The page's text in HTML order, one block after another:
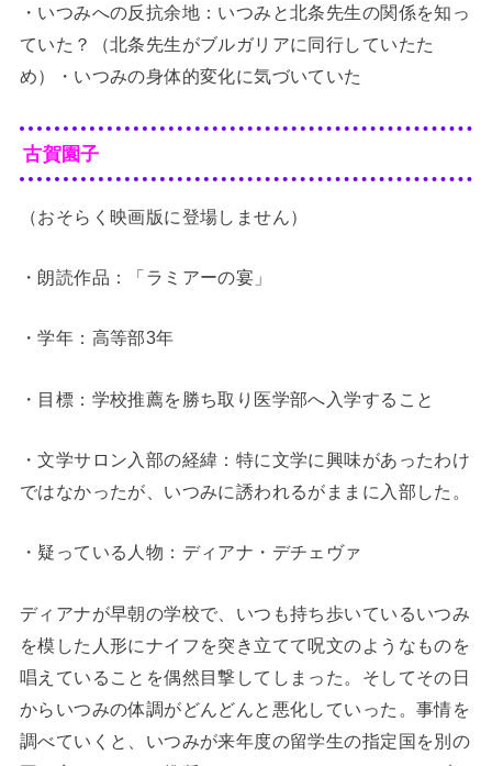
・いつみへの反抗余地：いつみと北条先生の関係を知っ
ていた？（北条先生がブルガリアに同行していたた
め）・いつみの身体的変化に気づいていた
古賀園子
（おそらく映画版に登場しません）
・朗読作品：「ラミアーの宴」
・学年：高等部3年
・目標：学校推薦を勝ち取り医学部へ入学すること
・文学サロン入部の経緯：特に文学に興味があったわけ
ではなかったが、いつみに誘われるがままに入部した。
・疑っている人物：ディアナ・デチェヴァ
ディアナが早朝の学校で、いつも持ち歩いているいつみ
を模した人形にナイフを突き立てて呪文のようなものを
唱えていることを偶然目撃してしまった。そしてその日
からいつみの体調がどんどんと悪化していった。事情を
調べていくと、いつみが来年度の留学生の指定国を別の